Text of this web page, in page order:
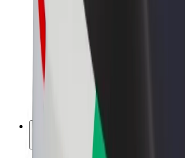
Juhi sissetulek
Kulleri sissetulek
Bolt Food restoranidele ja
Sõidukipargid